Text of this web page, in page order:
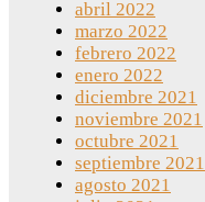
abril 2022
marzo 2022
febrero 2022
enero 2022
diciembre 2021
noviembre 2021
octubre 2021
septiembre 2021
agosto 2021